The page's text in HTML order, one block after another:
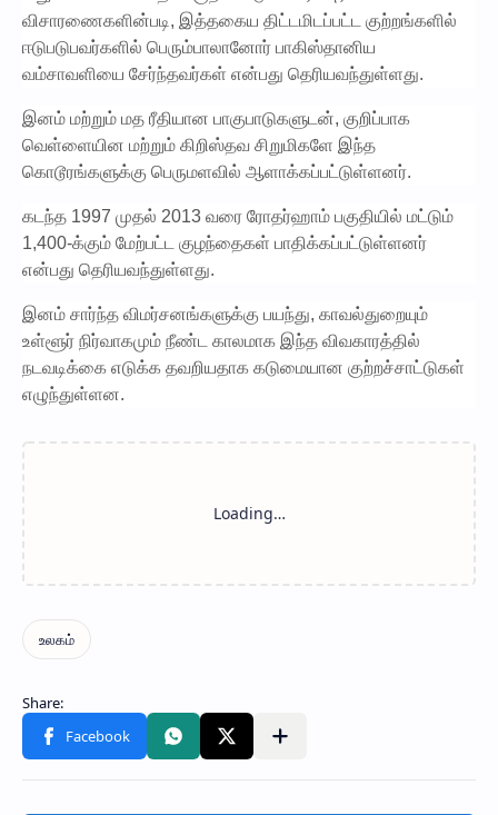
விசாரணைகளின்படி, இத்தகைய திட்டமிடப்பட்ட குற்றங்களில்
ஈடுபடுபவர்களில் பெரும்பாலானோர் பாகிஸ்தானிய
வம்சாவளியை சேர்ந்தவர்கள் என்பது தெரியவந்துள்ளது.
இனம் மற்றும் மத ரீதியான பாகுபாடுகளுடன், குறிப்பாக
வெள்ளையின மற்றும் கிறிஸ்தவ சிறுமிகளே இந்த
கொடூரங்களுக்கு பெருமளவில் ஆளாக்கப்பட்டுள்ளனர்.
கடந்த 1997 முதல் 2013 வரை ரோதர்ஹாம் பகுதியில் மட்டும்
1,400-க்கும் மேற்பட்ட குழந்தைகள் பாதிக்கப்பட்டுள்ளனர்
என்பது தெரியவந்துள்ளது.
இனம் சார்ந்த விமர்சனங்களுக்கு பயந்து, காவல்துறையும்
உள்ளூர் நிர்வாகமும் நீண்ட காலமாக இந்த விவகாரத்தில்
நடவடிக்கை எடுக்க தவறியதாக கடுமையான குற்றச்சாட்டுகள்
எழுந்துள்ளன.